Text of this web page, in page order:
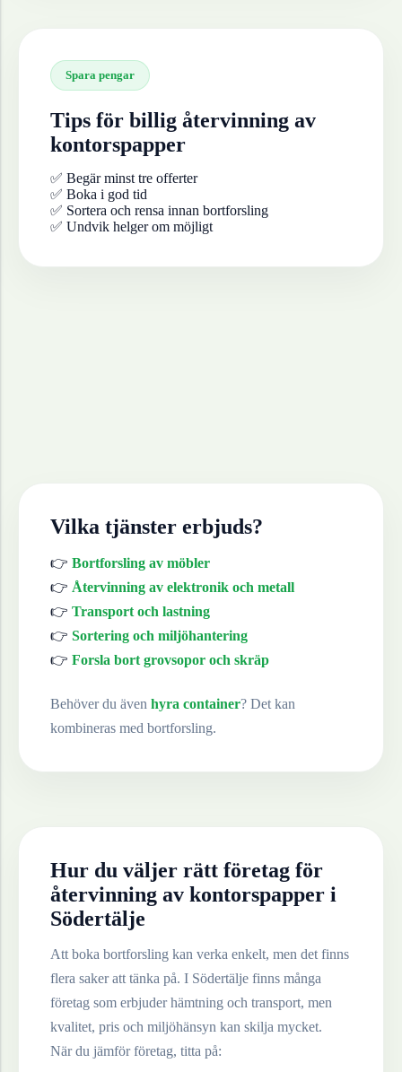
Spara pengar
Tips för billig återvinning av
kontorspapper
✅ Begär minst tre offerter
✅ Boka i god tid
✅ Sortera och rensa innan bortforsling
✅ Undvik helger om möjligt
Vilka tjänster erbjuds?
👉 Bortforsling av möbler
👉 Återvinning av elektronik och metall
👉 Transport och lastning
👉 Sortering och miljöhantering
👉 Forsla bort grovsopor och skräp
Behöver du även hyra container? Det kan
kombineras med bortforsling.
Hur du väljer rätt företag för
återvinning av kontorspapper i
Södertälje
Att boka bortforsling kan verka enkelt, men det finns
flera saker att tänka på. I Södertälje finns många
företag som erbjuder hämtning och transport, men
kvalitet, pris och miljöhänsyn kan skilja mycket.
När du jämför företag, titta på: